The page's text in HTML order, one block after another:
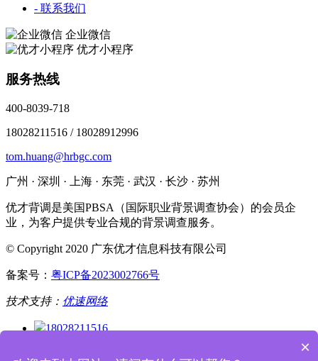
- 联系我们
企业微信
优才小程序
服务热线
400-8039-718
18028211516 / 18028912996
tom.huang@hrbgc.com
广州 · 深圳 · 上海 · 东莞 · 武汉 · 长沙 · 苏州
优才背调是美国PBSA（国际职业背景调查协会）的会员企
业，为客户提供专业合规的背景调查服务。
© Copyright 2020 广东优才信息科技有限公司
备案号： 粤ICP备2023002766号
技术支持： 优速网络
18028211516
企业微信
×